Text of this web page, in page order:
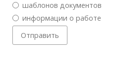
шаблонов документов
информации о работе